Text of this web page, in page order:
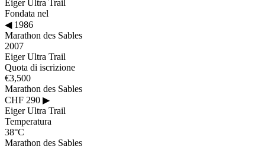
Eiger Ultra Trail
Fondata nel
◀1986
Marathon des Sables
2007
Eiger Ultra Trail
Quota di iscrizione
€3,500
Marathon des Sables
CHF 290 ▶
Eiger Ultra Trail
Temperatura
38°C
Marathon des Sables